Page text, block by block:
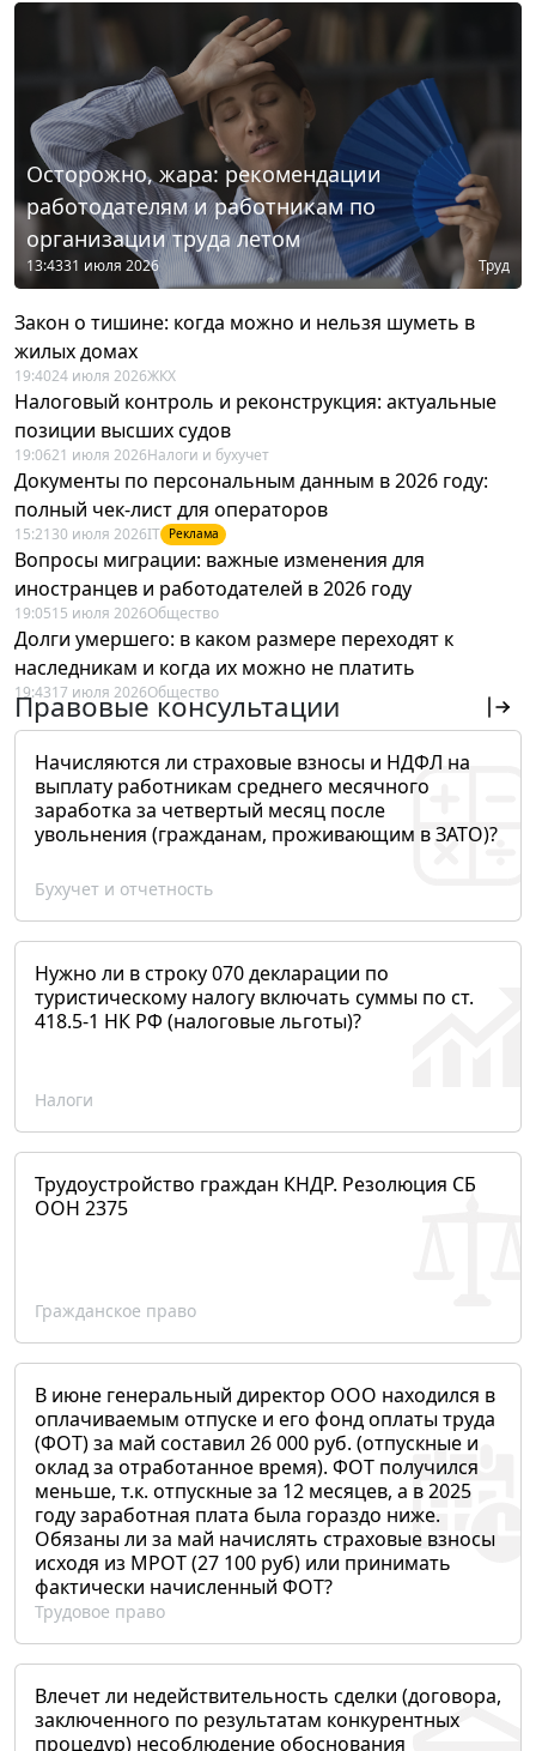
Осторожно, жара: рекомендации
работодателям и работникам по
организации труда летом
13:4331 июля 2026 Труд
Закон о тишине: когда можно и нельзя шуметь в
жилых домах
19:4024 июля 2026ЖКХ
Налоговый контроль и реконструкция: актуальные
позиции высших судов
19:0621 июля 2026Налоги и бухучет
Документы по персональным данным в 2026 году:
полный чек-лист для операторов
15:21 30 июля 2026IT Реклама
Вопросы миграции: важные изменения для
иностранцев и работодателей в 2026 году
19:0515 июля 2026Общество
Долги умершего: в каком размере переходят к
наследникам и когда их можно не платить
19:4317 июля 2026Общество
Правовые консультации
Начисляются ли страховые взносы и НДФЛ на
выплату работникам среднего месячного
заработка за четвертый месяц после
увольнения (гражданам, проживающим в ЗАТО)?
Бухучет и отчетность
Нужно ли в строку 070 декларации по
туристическому налогу включать суммы по ст.
418.5-1 НК РФ (налоговые льготы)?
Налоги
Трудоустройство граждан КНДР. Резолюция СБ
ООН 2375
Гражданское право
В июне генеральный директор ООО находился в
оплачиваемым отпуске и его фонд оплаты труда
(ФОТ) за май составил 26 000 руб. (отпускные и
оклад за отработанное время). ФОТ получился
меньше, т.к. отпускные за 12 месяцев, а в 2025
году заработная плата была гораздо ниже.
Обязаны ли за май начислять страховые взносы
исходя из МРОТ (27 100 руб) или принимать
фактически начисленный ФОТ?
Трудовое право
Влечет ли недействительность сделки (договора,
заключенного по результатам конкурентных
процедур) несоблюдение обоснования